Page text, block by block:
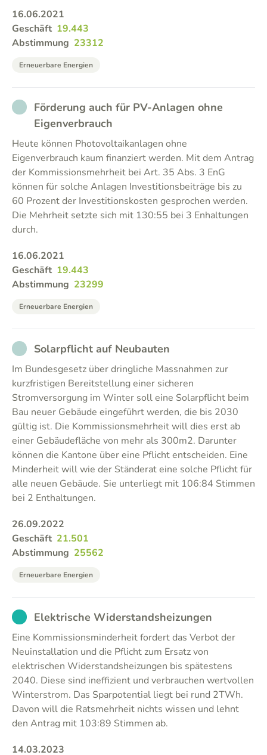
16.06.2021
Geschäft 19.443
Abstimmung 23312
Erneuerbare Energien
NOT_PARTICIPATED
Förderung auch für PV-Anlagen ohne
Eigenverbrauch
Heute können Photovoltaikanlagen ohne
Eigenverbrauch kaum finanziert werden. Mit dem Antrag
der Kommissionsmehrheit bei Art. 35 Abs. 3 EnG
können für solche Anlagen Investitionsbeiträge bis zu
60 Prozent der Investitionskosten gesprochen werden.
Die Mehrheit setzte sich mit 130:55 bei 3 Enhaltungen
durch.
16.06.2021
Geschäft 19.443
Abstimmung 23299
Erneuerbare Energien
NOT_PARTICIPATED
Solarpflicht auf Neubauten
Im Bundesgesetz über dringliche Massnahmen zur
kurzfristigen Bereitstellung einer sicheren
Stromversorgung im Winter soll eine Solarpflicht beim
Bau neuer Gebäude eingeführt werden, die bis 2030
gültig ist. Die Kommissionsmehrheit will dies erst ab
einer Gebäudefläche von mehr als 300m2. Darunter
können die Kantone über eine Pflicht entscheiden. Eine
Minderheit will wie der Ständerat eine solche Pflicht für
alle neuen Gebäude. Sie unterliegt mit 106:84 Stimmen
bei 2 Enthaltungen.
26.09.2022
Geschäft 21.501
Abstimmung 25562
Erneuerbare Energien
EXCUSED
Elektrische Widerstandsheizungen
Eine Kommissionsminderheit fordert das Verbot der
Neuinstallation und die Pflicht zum Ersatz von
elektrischen Widerstandsheizungen bis spätestens
2040. Diese sind ineffizient und verbrauchen wertvollen
Winterstrom. Das Sparpotential liegt bei rund 2TWh.
Davon will die Ratsmehrheit nichts wissen und lehnt
den Antrag mit 103:89 Stimmen ab.
14.03.2023